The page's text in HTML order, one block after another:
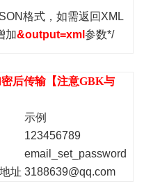
格式，如需返回XML
加&output=xml 参数*/
后传输【注意GBK与
示例
123456789
email_set_password
址 3188639@qq.com